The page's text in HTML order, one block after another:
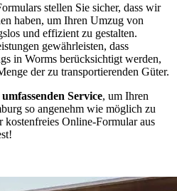
stellen Sie sicher, dass wir
haben, um Ihren Umzug von
und effizient zu gestalten.
gewährleisten, dass
in Worms berücksichtigt werden,
der zu transportierenden Güter.
umfassenden Service, um Ihren
so angenehm wie möglich zu
kostenfreies Online-Formular aus